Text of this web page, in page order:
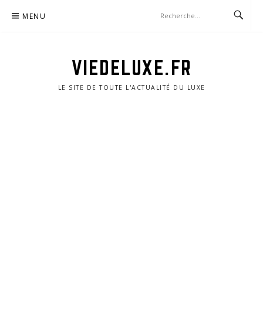
MENU
VIEDELUXE.FR
LE SITE DE TOUTE L'ACTUALITÉ DU LUXE